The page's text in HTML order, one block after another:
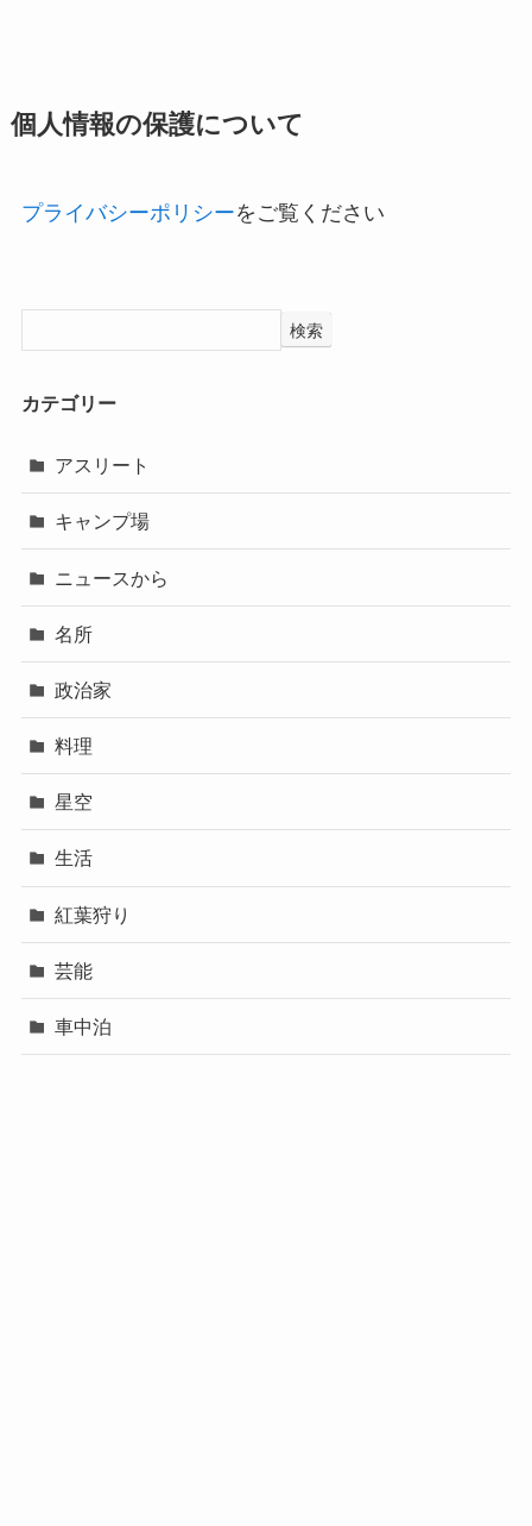
個人情報の保護について
プライバシーポリシーをご覧ください
検索
カテゴリー
アスリート
キャンプ場
ニュースから
名所
政治家
料理
星空
生活
紅葉狩り
芸能
車中泊